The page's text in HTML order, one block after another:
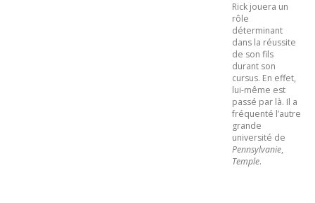
Rick jouera un
rôle
déterminant
dans la réussite
de son fils
durant son
cursus. En effet,
lui-même est
passé par là. Il a
fréquenté l’autre
grande
université de
Pennsylvanie,
Temple.